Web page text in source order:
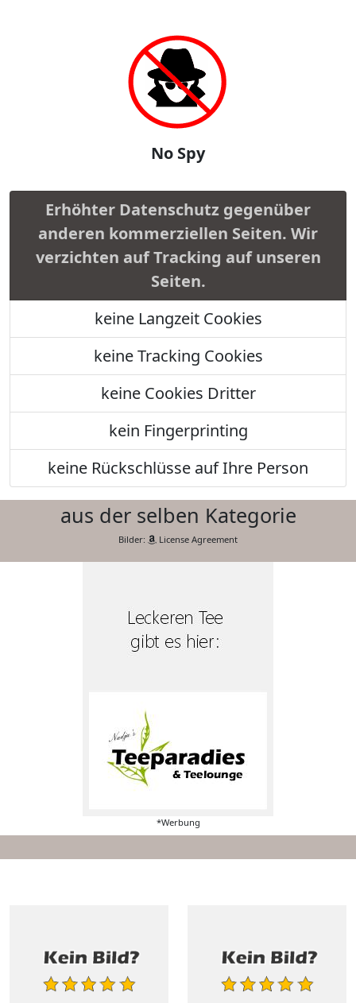
No Spy
Erhöhter Datenschutz gegenüber
anderen kommerziellen Seiten. Wir
verzichten auf Tracking auf unseren
Seiten.
keine Langzeit Cookies
keine Tracking Cookies
keine Cookies Dritter
kein Fingerprinting
keine Rückschlüsse auf Ihre Person
aus der selben Kategorie
Bilder: License Agreement
*Werbung